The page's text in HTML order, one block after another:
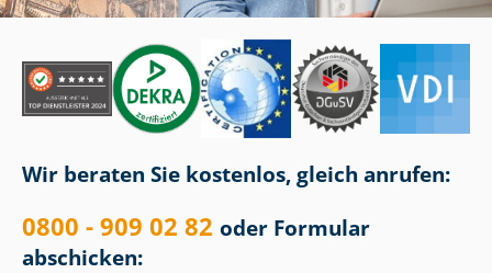
Wir beraten Sie kostenlos, gleich anrufen:
0800 - 909 02 82 oder Formular
abschicken: